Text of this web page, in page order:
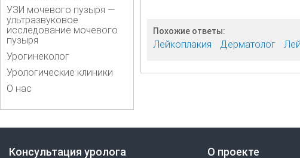
УЗИ мочевого пузыря —
ультразвуковое
исследование мочевого
пузыря
Урогинеколог
Урологические клиники
О нас
Похожие ответы:
Лейкоплакия Дерматолог
Консультация уролога О проекте